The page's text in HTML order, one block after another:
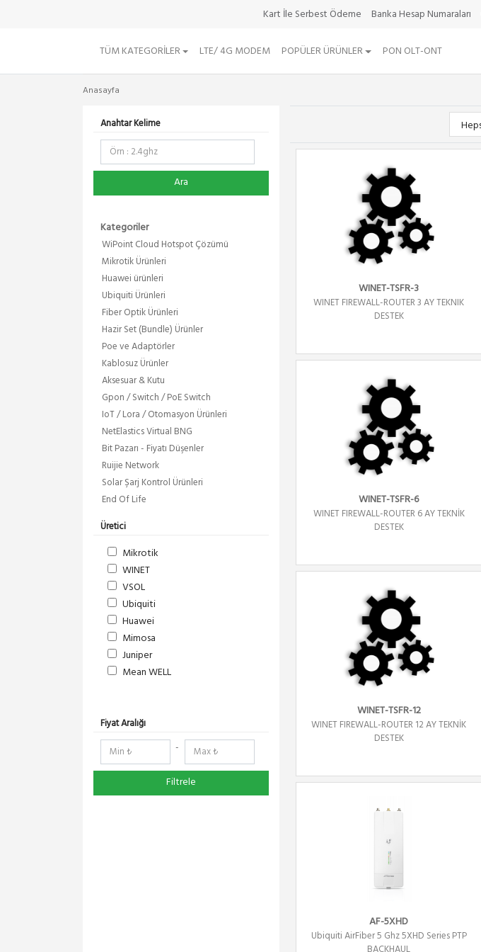
Kart İle Serbest Ödeme Banka Hesap Numaraları
TÜM KATEGORILER LTE/ 4G MODEM POPÜLER ÜRÜNLER PON OLT-ONT
Anasayfa
Anahtar Kelime
Ara
Kategoriler
WiPoint Cloud Hotspot Çözümü
Mikrotik Ürünleri
Huawei ürünleri
Ubiquiti Ürünleri
Fiber Optik Ürünleri
Hazir Set (Bundle) Ürünler
Poe ve Adaptörler
Kablosuz Ürünler
Aksesuar & Kutu
Gpon / Switch / PoE Switch
IoT / Lora / Otomasyon Ürünleri
NetElastics Virtual BNG
Bit Pazarı - Fiyatı Düşenler
Ruijie Network
Solar Şarj Kontrol Ürünleri
End Of Life
Üretici
Mikrotik
WINET
VSOL
Ubiquiti
Huawei
Mimosa
Juniper
Mean WELL
RedLine
RF Elements
NetElastic
Paessler
TENDA
Fiyat Aralığı
-
Filtrele
WINET-TSFR-3
WINET FIREWALL-ROUTER 3 AY TEKNIK
DESTEK
WINET-TSFR-6
WINET FIREWALL-ROUTER 6 AY TEKNİK
DESTEK
WINET-TSFR-12
WINET FIREWALL-ROUTER 12 AY TEKNİK
DESTEK
AF-5XHD
Ubiquiti AirFiber 5 Ghz 5XHD Series PTP